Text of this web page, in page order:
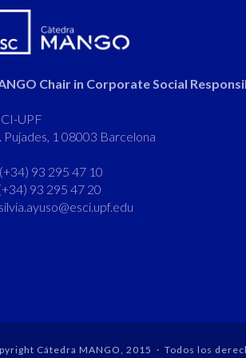
Chair in Corporate Social
UPF
Pujades, 1 08003 Barcelona
(+34) 93 295 47 10
93 295 47 20
silvia.ayuso@esci.upf.edu
Cátedra MANGO, 2015 · Todos los